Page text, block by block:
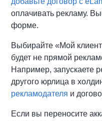
оплачивать рекламу.
форме.
Выбирайте «Мой
будет не прямой
Например, запускаете
другого юрлица в
рекламодателя и
Если вы переносите